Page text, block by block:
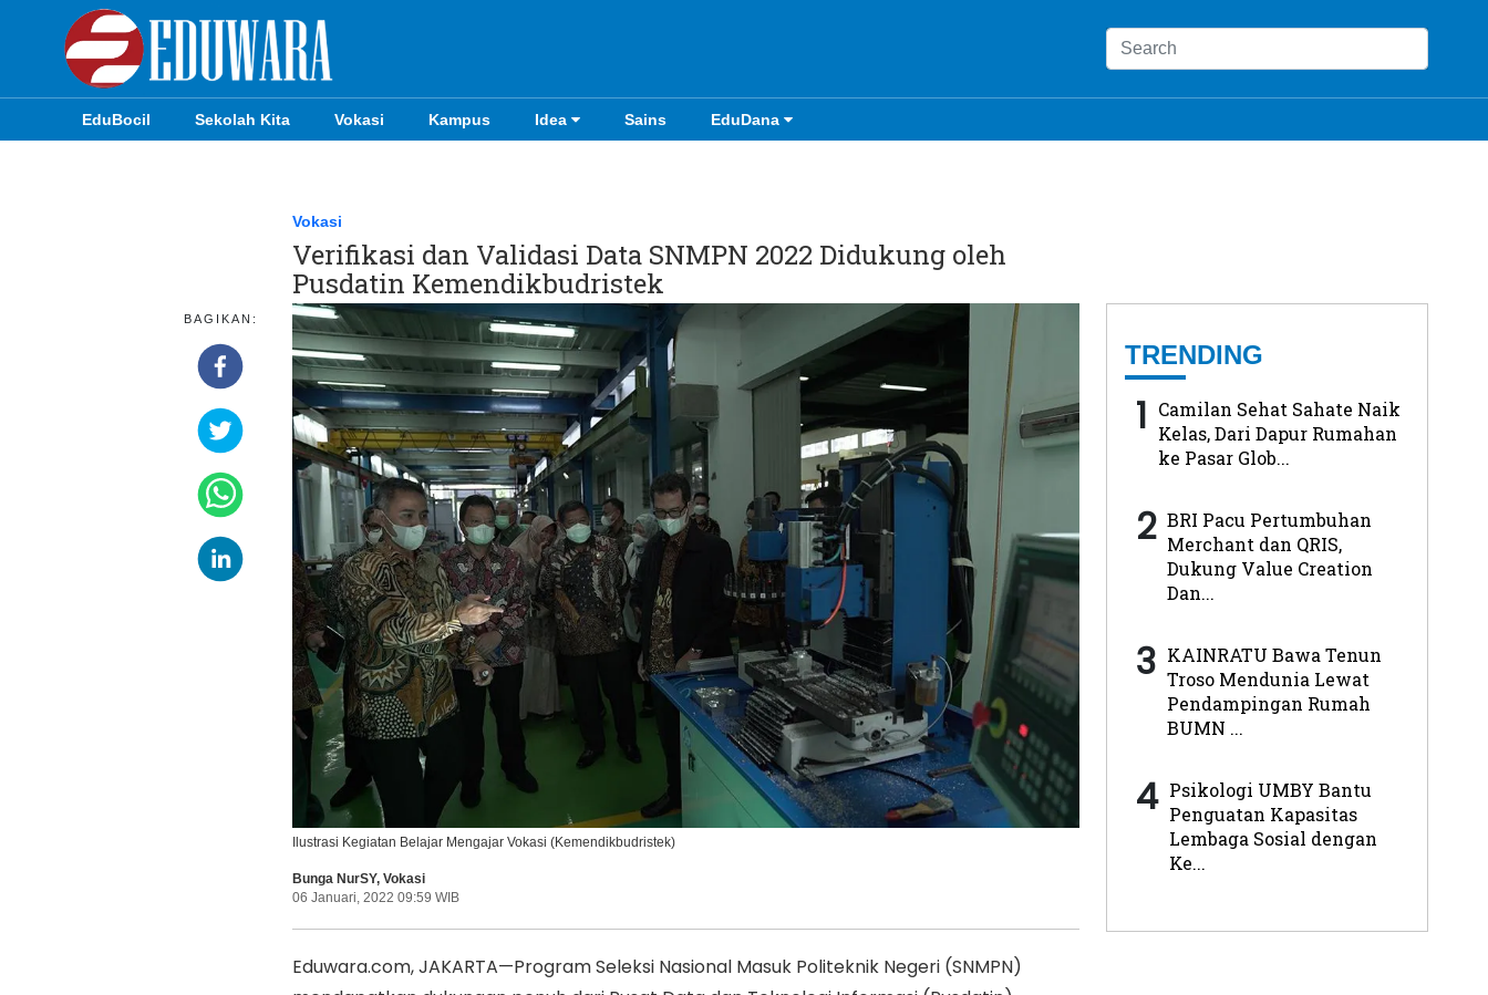
EduBocil Sekolah Kita Vokasi Kampus Idea Sains EduDana
Ikuti Kami di:
Vokasi
Verifikasi dan Validasi Data SNMPN 2022 Didukung oleh
Pusdatin Kemendikbudristek
BAGIKAN:
Ilustrasi Kegiatan Belajar Mengajar Vokasi (Kemendikbudristek)
Bunga NurSY, Vokasi
06 Januari, 2022 09:59 WIB
Eduwara.com, JAKARTA—Program Seleksi Nasional Masuk Politeknik Negeri (SNMPN)
TRENDING
1 Camilan Sehat Sahate Naik
Kelas, Dari Dapur Rumahan
ke Pasar Glob...
2 BRI Pacu Pertumbuhan
Merchant dan QRIS,
Dukung Value Creation
Dan...
3 KAINRATU Bawa Tenun
Troso Mendunia Lewat
Pendampingan Rumah
BUMN ...
4 Psikologi UMBY Bantu
Penguatan Kapasitas
Lembaga Sosial dengan
Ke...